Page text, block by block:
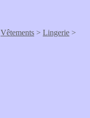
Vêtements > Lingerie >